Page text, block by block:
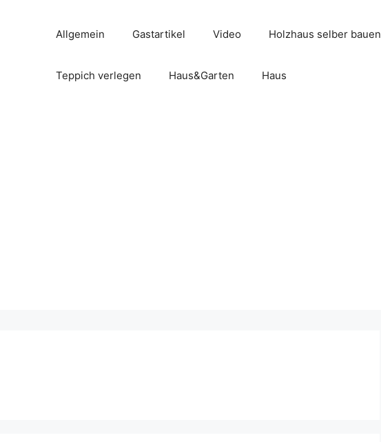
Allgemein Gastartikel Video Holzhaus selber bauen
Teppich verlegen Haus&Garten Haus